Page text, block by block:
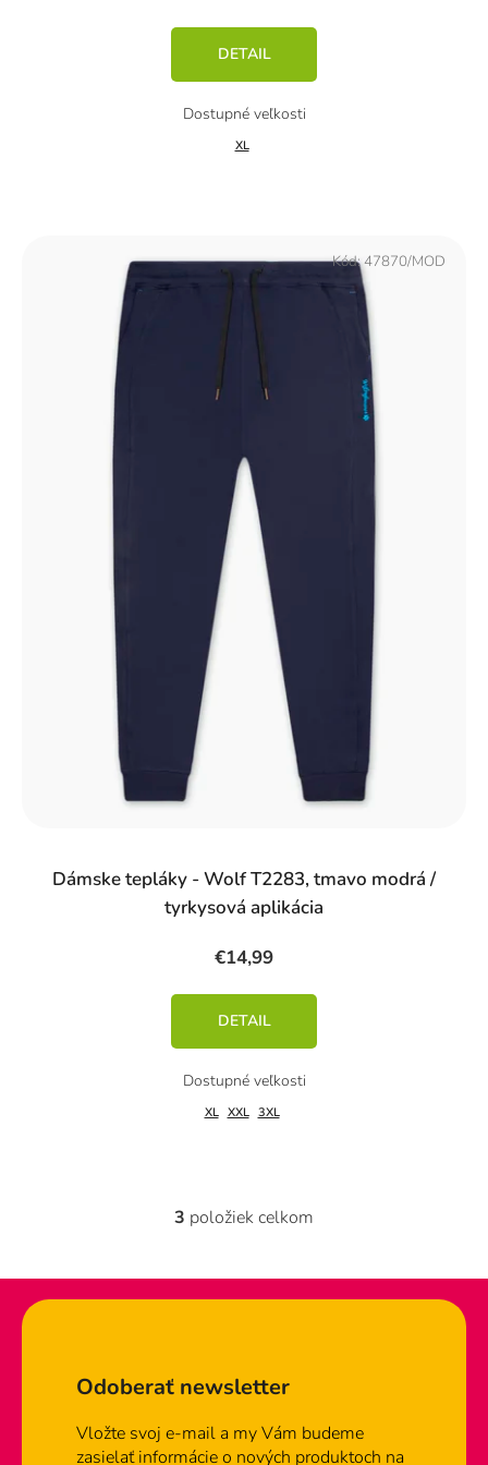
DETAIL
XL
Dámske tepláky - Wolf T2283, tmavo modrá /
tyrkysová aplikácia
€14,99
DETAIL
XL XXL 3XL
Kód:47870/MOD
O
l
á
i
p
3 položiek celkom
Odoberať newsletter
Vložte svoj e-mail a my Vám budeme
zasielať informácie o nových produktoch na